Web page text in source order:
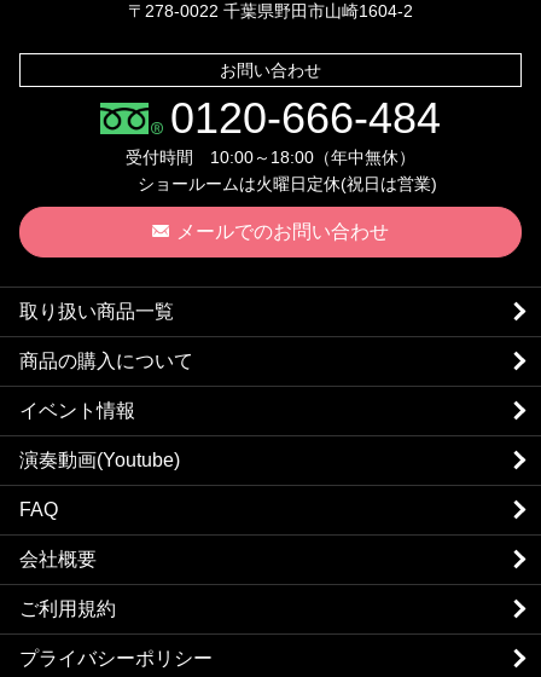
〒278-0022 千葉県野田市山崎1604-2
お問い合わせ
0120-666-484
受付時間 10:00～18:00（年中無休）
ショールームは火曜日定休(祝日は営業)
メールでのお問い合わせ
取り扱い商品一覧
商品の購入について
イベント情報
演奏動画(Youtube)
FAQ
会社概要
ご利用規約
プライバシーポリシー